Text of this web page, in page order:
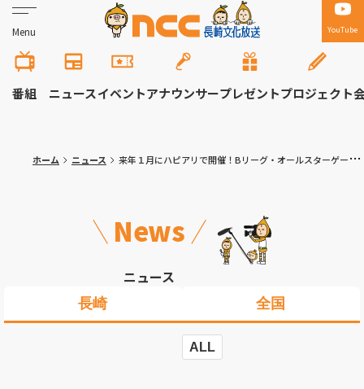
Menu YouTube
番組 ニュースイベントアナウンサープレゼントプロジェクト
ホーム ニュース 来年１月にハピアリで開催！Bリーグ・オールスターゲーム 会場以外でも盛り上げる関連イベントの実行委員会が設立総会
News
ニュース
長崎 全国
ALL